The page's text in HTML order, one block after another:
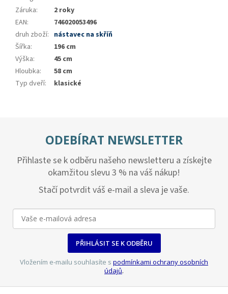
Záruka:
2 roky
EAN:
746020053496
druh zboží: nástavec na skříň
Šířka:
196 cm
Výška:
45 cm
Hloubka:
58 cm
Typ dveří: klasické
ODEBÍRAT NEWSLETTER
Přihlaste se k odběru našeho newsletteru a získejte
okamžitou slevu 3 % na váš nákup!
Stačí potvrdit váš e-mail a sleva je vaše.
PŘIHLÁSIT SE K ODBĚRU
Vložením e-mailu souhlasíte s podmínkami ochrany osobních
údajů.